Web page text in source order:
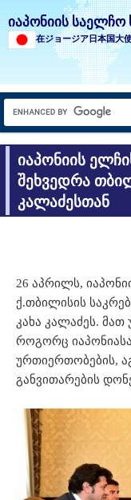
იაპონიის
在ジョージア日本国大
იაპონიის
შეხვედრა
კალაძესთან
26 აპრილს,
ქ.თბილისის
კახა კალაძეს.
როგორც
ურთიერთობების,
განვითარების